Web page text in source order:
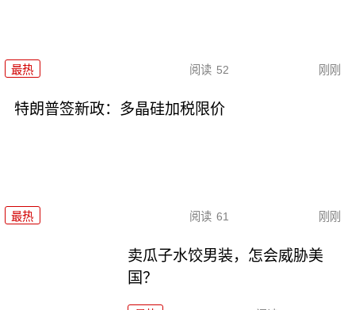
最热 阅读 52 刚刚
特朗普签新政：多晶硅加税限价
最热 阅读 61 刚刚
卖瓜子水饺男装，怎会威胁美
国？